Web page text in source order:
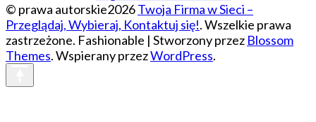
© prawa autorskie2026Twoja Firma w Sieci –
Przeglądaj, Wybieraj, Kontaktuj się!. Wszelkie prawa
zastrzeżone. Fashionable | Stworzony przez Blossom
Themes. Wspierany przezWordPress.